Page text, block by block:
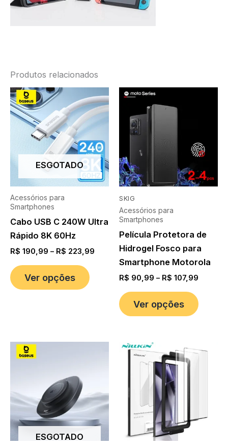
Produtos relacionados
ESGOTADO
Acessórios para
Smartphones
Cabo USB C 240W Ultra
Rápido 8K 60Hz
R$ 190,99 – R$ 223,99
Ver opções
SKIG
Acessórios para
Smartphones
Película Protetora de
Hidrogel Fosco para
Smartphone Motorola
R$ 90,99 – R$ 107,99
Ver opções
ESGOTADO